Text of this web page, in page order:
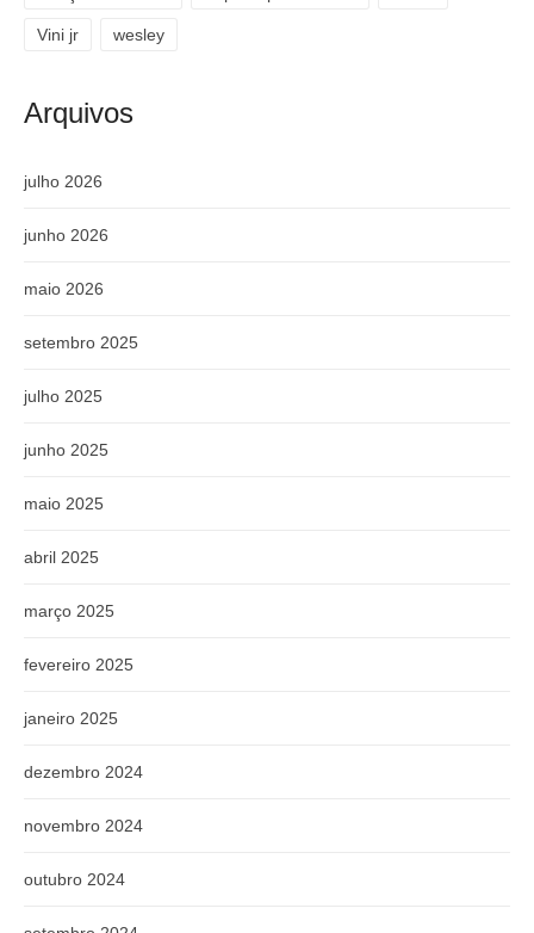
Vini jr wesley
Arquivos
julho 2026
junho 2026
maio 2026
setembro 2025
julho 2025
junho 2025
maio 2025
abril 2025
março 2025
fevereiro 2025
janeiro 2025
dezembro 2024
novembro 2024
outubro 2024